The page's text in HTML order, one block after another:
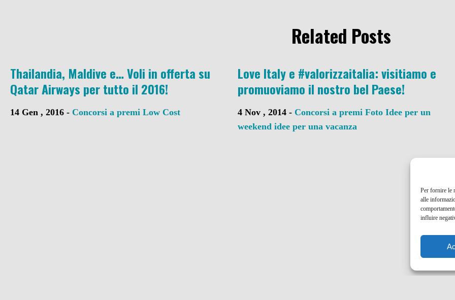
Per fornire le
alle
influire
Related Posts
Thailandia, Maldive e… Voli in offerta su
Qatar Airways per tutto il 2016!
14 Gen , 2016 - Concorsi a premi Low Cost
Love Italy e #valorizzaitalia: visitiamo e
promuoviamo il nostro bel Paese!
4 Nov , 2014 - Concorsi a premi Foto Idee per un
weekend idee per una vacanza